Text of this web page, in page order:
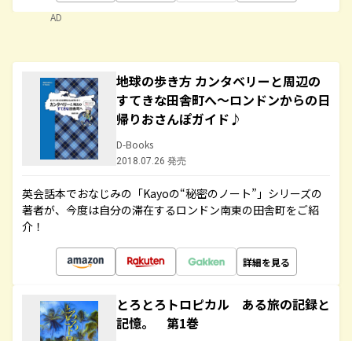
AD
地球の歩き方 カンタベリーと周辺の
すてきな田舎町へ～ロンドンからの日
帰りおさんぽガイド♪
D-Books
2018.07.26 発売
英会話本でおなじみの「Kayoの“秘密のノート”」シリーズの
著者が、今度は自分の滞在するロンドン南東の田舎町をご紹
介！
詳細を見る
とろとろトロピカル ある旅の記録と
記憶。 第1巻